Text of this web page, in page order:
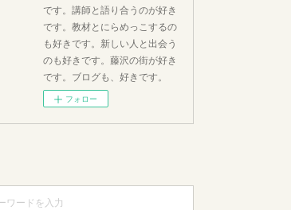
です。講師と語り合うのが好き
です。教材とにらめっこするの
も好きです。新しい人と出会う
のも好きです。藤沢の街が好き
です。ブログも、好きです。
フォロー